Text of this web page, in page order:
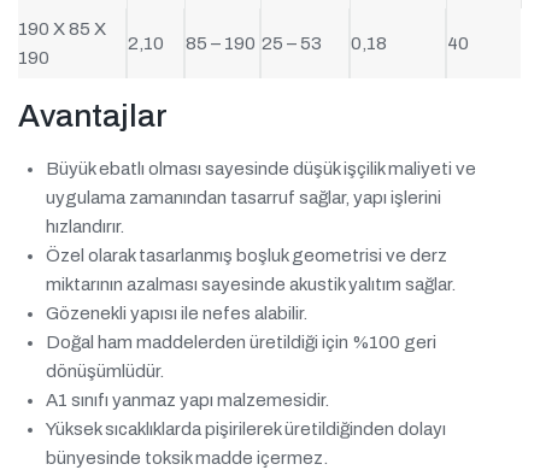
190 X 85 X
190
2,10 85 – 190 25 – 53 0,18 40
Avantajlar
Büyük ebatlı olması sayesinde düşük işçilik maliyeti ve
uygulama zamanından tasarruf sağlar, yapı işlerini
hızlandırır.
Özel olarak tasarlanmış boşluk geometrisi ve derz
miktarının azalması sayesinde akustik yalıtım sağlar.
Gözenekli yapısı ile nefes alabilir.
Doğal ham maddelerden üretildiği için %100 geri
dönüşümlüdür.
A1 sınıfı yanmaz yapı malzemesidir.
Yüksek sıcaklıklarda pişirilerek üretildiğinden dolayı
bünyesinde toksik madde içermez.